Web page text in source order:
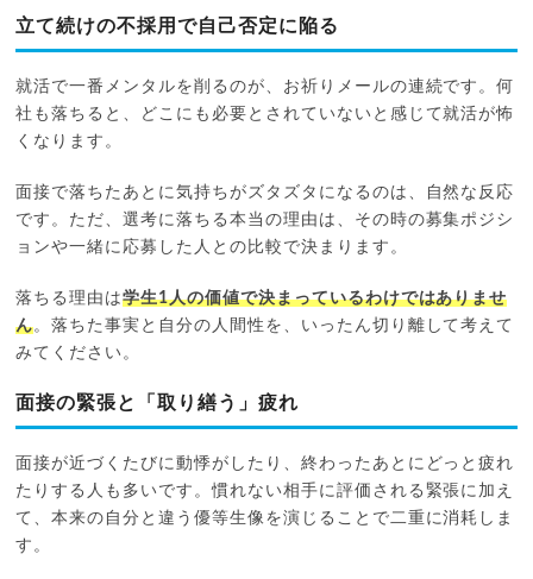
立て続けの不採用で自己否定に陥る
就活で一番メンタルを削るのが、お祈りメールの連続です。何
社も落ちると、どこにも必要とされていないと感じて就活が怖
くなります。
面接で落ちたあとに気持ちがズタズタになるのは、自然な反応
です。ただ、選考に落ちる本当の理由は、その時の募集ポジシ
ョンや一緒に応募した人との比較で決まります。
落ちる理由は学生1人の価値で決まっているわけではありませ
ん。落ちた事実と自分の人間性を、いったん切り離して考えて
みてください。
面接の緊張と「取り繕う」疲れ
面接が近づくたびに動悸がしたり、終わったあとにどっと疲れ
たりする人も多いです。慣れない相手に評価される緊張に加え
て、本来の自分と違う優等生像を演じることで二重に消耗しま
す。